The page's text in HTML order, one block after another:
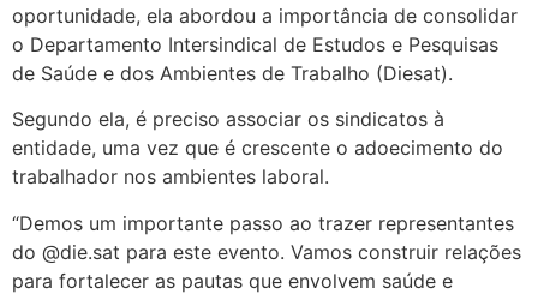
oportunidade, ela abordou a importância de consolidar
o Departamento Intersindical de Estudos e Pesquisas
de Saúde e dos Ambientes de Trabalho (Diesat).
Segundo ela, é preciso associar os sindicatos à
entidade, uma vez que é crescente o adoecimento do
trabalhador nos ambientes laboral.
“Demos um importante passo ao trazer representantes
do @die.sat para este evento. Vamos construir relações
para fortalecer as pautas que envolvem saúde e